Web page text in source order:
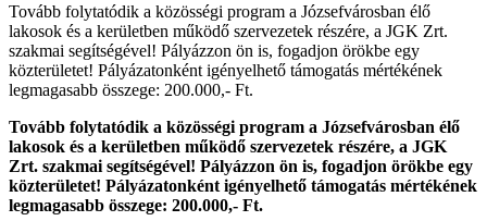
Tovább folytatódik a közösségi program a Józsefvárosban élő
lakosok és a kerületben működő szervezetek részére, a JGK Zrt.
szakmai segítségével! Pályázzon ön is, fogadjon örökbe egy
közterületet! Pályázatonként igényelhető támogatás mértékének
legmagasabb összege: 200.000,- Ft.
Tovább folytatódik a közösségi program a Józsefvárosban élő
lakosok és a kerületben működő szervezetek részére, a JGK
Zrt. szakmai segítségével! Pályázzon ön is, fogadjon örökbe egy
közterületet! Pályázatonként igényelhető támogatás mértékének
legmagasabb összege: 200.000,- Ft.